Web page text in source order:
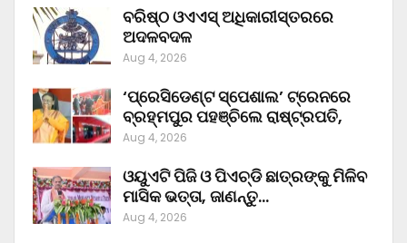
ବରିଷ୍ଠ ଓଏଏସ୍‌ ଅଧିକାରୀସ୍ତରରେ
ଅଦଳବଦଳ
Aug 4, 2026
‘ପ୍ରେସିଡେଣ୍ଟ ସ୍ପେଶାଲ’ ଟ୍ରେନରେ
ବ୍ରହ୍ମପୁର ପହଞ୍ଚିଲେ ରାଷ୍ଟ୍ରପତି,
Aug 4, 2026
ଓୟୁଏଟି ପିଜି ଓ ପିଏଚ୍‌ଡି ଛାତ୍ରଙ୍କୁ ମିଳିବ
ମାସିକ ଭତ୍ତା, ଜାଣନ୍ତୁ…
Aug 4, 2026